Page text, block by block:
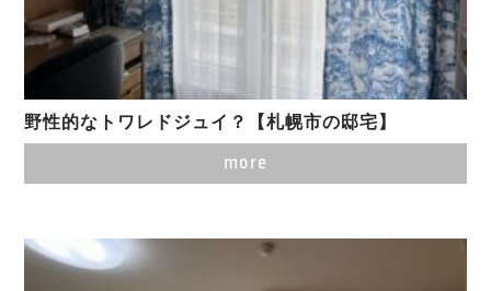
野性的なトワレドジュイ？【札幌市の邸宅】
more